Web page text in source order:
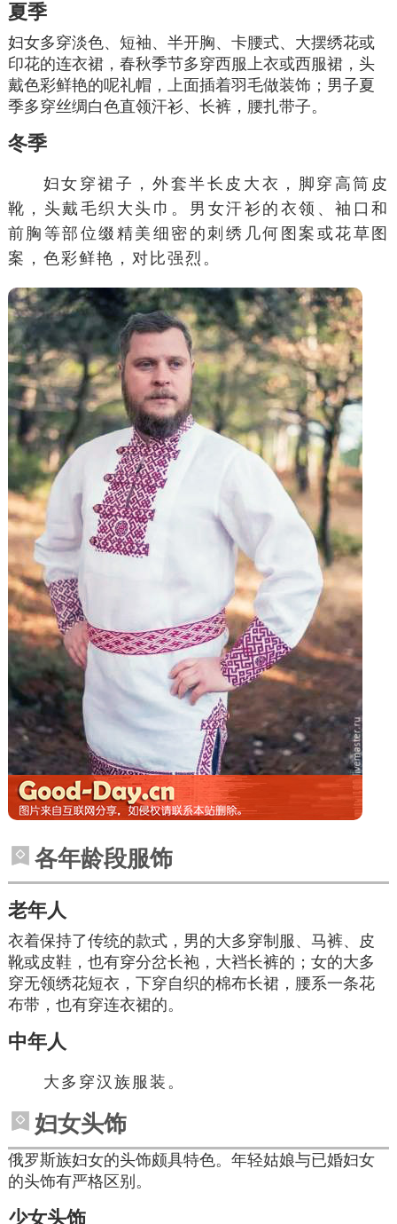
夏季
妇女多穿淡色、短袖、半开胸、卡腰式、大摆绣花或
印花的连衣裙，春秋季节多穿西服上衣或西服裙，头
戴色彩鲜艳的呢礼帽，上面插着羽毛做装饰；男子夏
季多穿丝绸白色直领汗衫、长裤，腰扎带子。
冬季
妇女穿裙子，外套半长皮大衣，脚穿高筒皮
靴，头戴毛织 大头巾。男女汗衫的衣领、袖口和
前胸等部位缀精美细密的刺绣几何图案或花草图
案，色彩鲜艳，对比强烈。
各年龄段服饰
老年人
衣着保持了传统的款式，男的大多穿制服、 马裤、皮
靴或皮鞋，也有穿分岔长袍，大裆长裤的；女的大多
穿无领绣花短衣，下穿自织的棉布长裙，腰系一条花
布带，也有穿连衣裙的。
中年人
大多穿汉族服装。
妇女头饰
俄罗斯族妇女的头饰颇具特色。年轻姑娘与已婚妇女
的头饰有严格区别。
少女头饰